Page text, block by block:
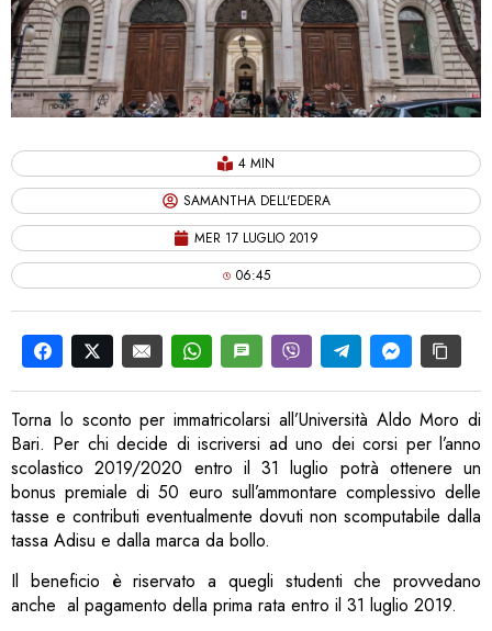
4 MIN
SAMANTHA DELL'EDERA
MER 17 LUGLIO 2019
06:45
Torna lo sconto per immatricolarsi all’Università Aldo Moro di
Bari. Per chi decide di iscriversi ad uno dei corsi per l’anno
scolastico 2019/2020 entro il 31 luglio potrà ottenere un
bonus premiale di 50 euro sull’ammontare complessivo delle
tasse e contributi eventualmente dovuti non scomputabile dalla
tassa Adisu e dalla marca da bollo.
Il beneficio è riservato a quegli studenti che provvedano
anche al pagamento della prima rata entro il 31 luglio 2019.